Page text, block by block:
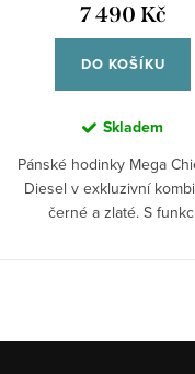
7 490 Kč
DO KOŠÍKU
Skladem
Pánské hodinky Mega
Diesel v exkluzivní
černé a zlaté. S